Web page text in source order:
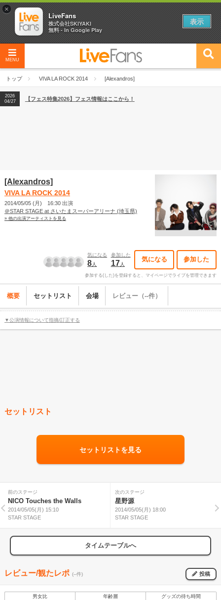
MENU
トップ VIVA LA ROCK 2014 [Alexandros]
2026
04/27
2026
【ライブ動員ランキング】2026年上半期編発表！
2026
04/27
【フェス特集2026】フェス情報はここから！
[Alexandros]
VIVA LA ROCK 2014
2014/05/05 (月) 16:30 出演
＠STAR STAGE at さいたまスーパーアリーナ (埼玉県)
» 他の出演アーティストを見る
気になる
8人
参加した
17 人
気になる 参加した
参加する(した)を登録すると、マイページでライブを管理できます
概要 セットリスト 会場 レビュー（--件）
▼公演情報について指摘/訂正する
セットリスト
セットリストを見る
前のステージ
NICO Touches the Walls
2014/05/05(月) 15:10
STAR STAGE
次のステージ
星野源
2014/05/05(月) 18:00
STAR STAGE
タイムテーブルへ
レビュー/観たレポ (--件) 投稿
男女比 年齢層 グッズの待ち時間
×
LiveFans
株式会社SKIYAKI
無料 - In Google Play
表示